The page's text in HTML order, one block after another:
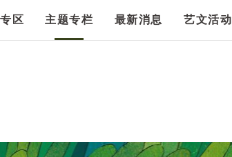
区 主题专栏 最新消息 艺文活动